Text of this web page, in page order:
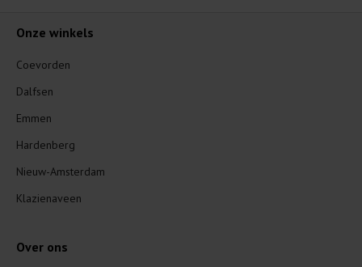
Onze winkels
Coevorden
Dalfsen
Emmen
Hardenberg
Nieuw-Amsterdam
Klazienaveen
Over ons